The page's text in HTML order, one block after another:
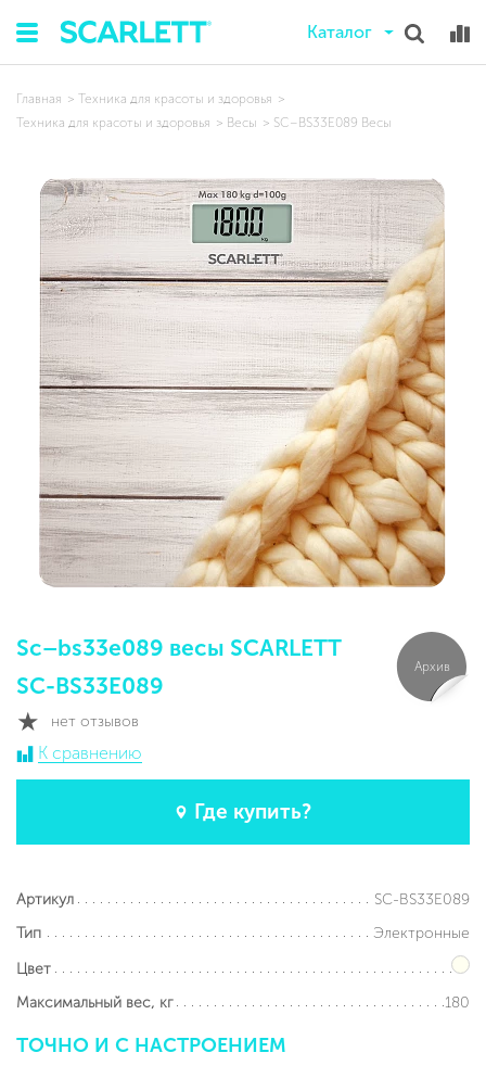
Каталог
Главная
Техника для красоты и здоровья
Техника для красоты и здоровья
Весы SC–BS33E089 Весы
Sc–bs33e089 весы SCARLETT
SC-BS33E089
нет отзывов
К сравнению
Где купить?
Архив
Артикул
SC-BS33E089
Тип
Электронные
Цвет
Максимальный вес, кг
180
ТОЧНО И С НАСТРОЕНИЕМ